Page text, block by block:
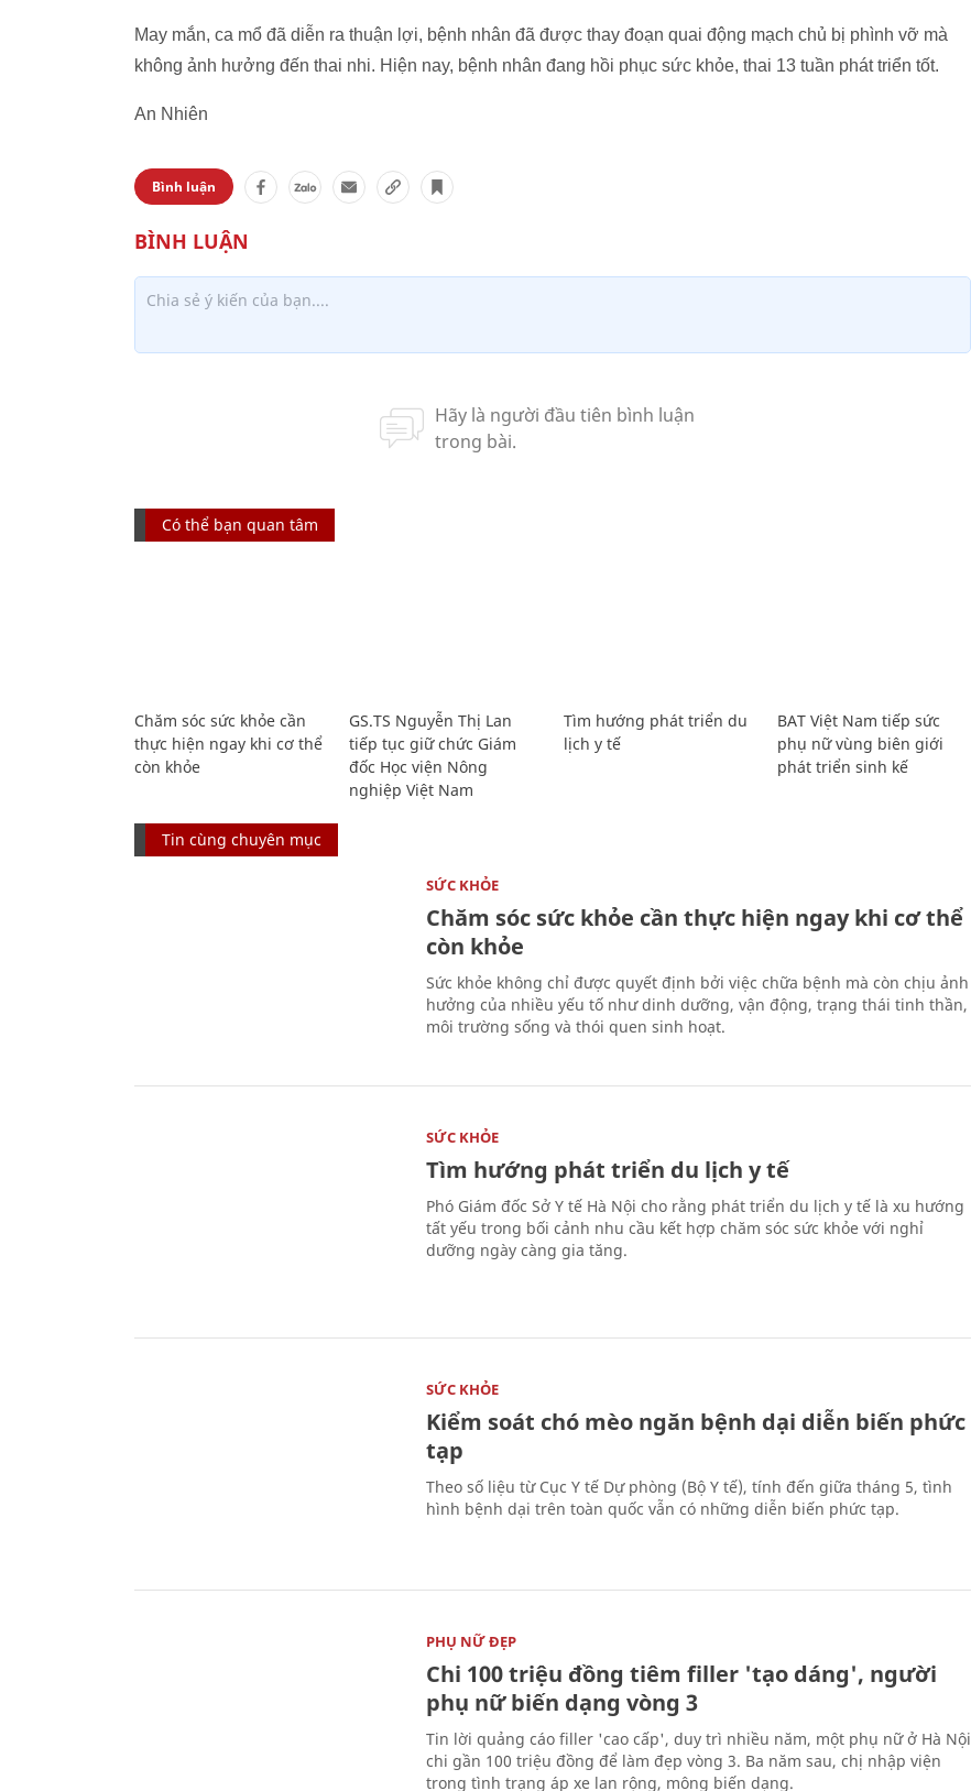
May mắn, ca mổ đã diễn ra thuận lợi, bệnh nhân đã được thay đoạn quai động mạch chủ bị phình vỡ mà
không ảnh hưởng đến thai nhi. Hiện nay, bệnh nhân đang hồi phục sức khỏe, thai 13 tuần phát triển tốt.
An Nhiên
Bình luận
Có thể bạn quan tâm
Chăm sóc sức khỏe cần
thực hiện ngay khi cơ thể
còn khỏe
GS.TS Nguyễn Thị Lan
tiếp tục giữ chức Giám
đốc Học viện Nông
nghiệp Việt Nam
Tìm hướng phát triển du
lịch y tế
BAT Việt Nam tiếp sức
phụ nữ vùng biên giới
phát triển sinh kế
Tin cùng chuyên mục
SỨC KHỎE
Chăm sóc sức khỏe cần thực hiện ngay khi cơ thể
còn khỏe
Sức khỏe không chỉ được quyết định bởi việc chữa bệnh mà còn chịu ảnh
hưởng của nhiều yếu tố như dinh dưỡng, vận động, trạng thái tinh thần,
môi trường sống và thói quen sinh hoạt.
SỨC KHỎE
Tìm hướng phát triển du lịch y tế
Phó Giám đốc Sở Y tế Hà Nội cho rằng phát triển du lịch y tế là xu hướng
tất yếu trong bối cảnh nhu cầu kết hợp chăm sóc sức khỏe với nghỉ
dưỡng ngày càng gia tăng.
SỨC KHỎE
Kiểm soát chó mèo ngăn bệnh dại diễn biến phức
tạp
Theo số liệu từ Cục Y tế Dự phòng (Bộ Y tế), tính đến giữa tháng 5, tình
hình bệnh dại trên toàn quốc vẫn có những diễn biến phức tạp.
PHỤ NỮ ĐẸP
Chi 100 triệu đồng tiêm filler 'tạo dáng', người
phụ nữ biến dạng vòng 3
Tin lời quảng cáo filler 'cao cấp', duy trì nhiều năm, một phụ nữ ở Hà Nội
chi gần 100 triệu đồng để làm đẹp vòng 3. Ba năm sau, chị nhập viện
trong tình trạng áp xe lan rộng, mông biến dạng.